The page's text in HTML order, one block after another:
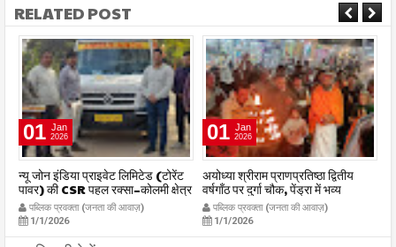
RELATED POST
01 Jan
2026
न्यू जोन इंडिया प्राइवेट लिमिटेड (टोरेंट
पावर) की CSR पहल रक्सा–कोलमी क्षेत्र
में चलित अस्पताल एम्बुलेंस सेवा का
शुभारंभ publicpravakta.com
पब्लिक प्रवक्ता (जनता की आवाज़)
1/1/2026
01 Jan
2026
अयोध्या श्रीराम प्राणप्रतिष्ठा द्वितीय
वर्षगाँठ पर दुर्गा चौक, पेंड्रा में भव्य
महाआरती सम्पन्न
publicpravakta.com
पब्लिक प्रवक्ता (जनता की आवाज़)
1/1/2026